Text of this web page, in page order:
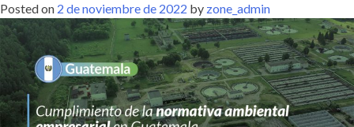
Posted on 2 de noviembre de 2022 by zone_admin